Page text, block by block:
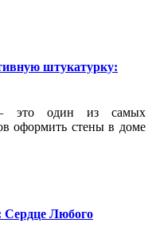
штукатурку:
— это один из самых
оформить стены в доме
Любого